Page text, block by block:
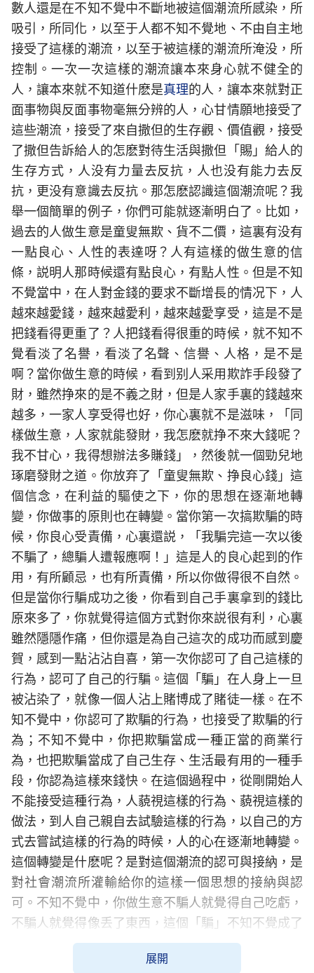
數人還是在不知不覺中不斷地被這個潮流所感染，所
吸引，所同化，以至于人都不知不覺地、不由自主地
接受了這樣的潮流，以至于被這樣的潮流所淹没，所
控制。一次一次這樣的潮流讓本來身心就不健全的
人，讓本來就不知道什麽是真理的人，讓本來就對正
面事物與反面事物毫無分辨的人，心甘情願地接受了
這些潮流，接受了來自撒但的生存觀、價值觀，接受
了撒但告訴給人的怎麽對待生活與撒但「賜」給人的
生存方式，人没有力量去反抗，人也没有能力去反
抗，更没有意識去反抗。那怎麽認識這個潮流呢？我
舉一個簡單的例子，你們可能就逐漸明白了。比如，
過去的人做生意是童叟無欺、貨不二價，這裏有没有
一點良心、人性的表達呀？人有這樣的做生意的信
條，説明人那時候還有點良心，有點人性。但是不知
不覺當中，在人對金錢的要求不斷增長的情况下，人
越來越愛錢，越來越愛利，越來越愛享受，這是不是
把錢看得更重了？人把錢看得很重的時候，就不知不
覺看淡了名譽，看淡了名聲、信譽、人格，是不是
啊？當你做生意的時候，看到别人采用欺詐手段發了
財，雖然挣來的是不義之財，但是人家手裏的錢越來
越多，一家人享受得也好，你心裏就不是滋味，「同
樣做生意，人家就能發財，我怎麽就挣不來大錢呢？
我不甘心，我得想辦法多賺錢」，然後就一個勁兒地
琢磨發財之道。你放弃了「童叟無欺、挣良心錢」這
個信念，在利益的驅使之下，你的思想在逐漸地轉
變，你做事的原則也在轉變。當你第一次搞欺騙的時
候，你良心受責備，心裏還説，「我騙完這一次以後
不騙了，總騙人遭報應啊！」這是人的良心起到的作
用，有所顧忌，也有所責備，所以你做得很不自然。
但是當你行騙成功之後，你看到自己手裏拿到的錢比
原來多了，你就覺得這個方式對你來説很有利，心裏
雖然隱隱作痛，但你還是為自己這次的成功而感到慶
賀，感到一點沾沾自喜，第一次你認可了自己這樣的
行為，認可了自己的行騙。這個「騙」在人身上一旦
被沾染了，就像一個人沾上賭博成了賭徒一樣。在不
知不覺中，你認可了欺騙的行為，也接受了欺騙的行
為；不知不覺中，你把欺騙當成一種正當的商業行
為，也把欺騙當成了自己生存、生活最有用的一種手
段，你認為這樣來錢快。在這個過程中，從剛開始人
不能接受這種行為，人藐視這樣的行為、藐視這樣的
做法，到人自己親自去試驗這樣的行為，以自己的方
式去嘗試這樣的行為的時候，人的心在逐漸地轉變。
這個轉變是什麽呢？是對這個潮流的認可與接納，是
對社會潮流所灌輸給你的這樣一個思想的接納與認
可。不知不覺中，你做生意不騙人就覺得自己吃虧，
不騙人就覺得像丢了東西，這個「騙」不知不覺成了
你的靈魂，成了你的主心骨，也成了你生存法則當中
必不可少的一種行為。當人接受了這種行為、接受了
展開